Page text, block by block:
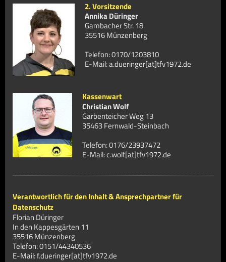
2. Vorsitzende
Annika Düringer
Gambacher Str. 18
35516 Münzenberg
Telefon: ‭0170/1203810‬
E-Mail: a.dueringer[at]tfv1972.de
Kassenwart
Christian Wolf
Garbenteicher Weg 13
35463 Fernwald-Steinbach
Telefon: 0176/23937472
E-Mail: c.wolf[at]tfv1972.de
Verantwortlich für den Inhalt & Ansprechpartner für
Datenschutz
Florian Düringer
In den Kappesgärten 11
35516 Münzenberg
Telefon: 0151/44340536
E-Mail: f.dueringer[at]tfv1972.de